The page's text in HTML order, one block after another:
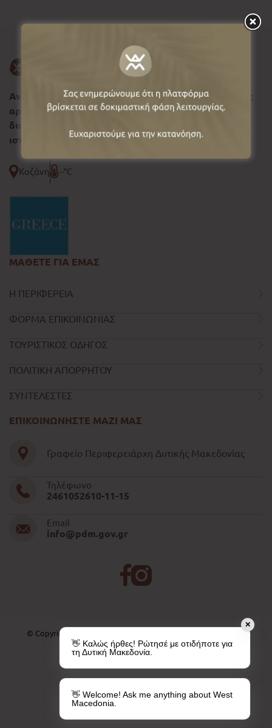
Ανακαλύψτε τη Δυτική Μακεδονία, σύμβολο φυσικής
αρμονίας και ιστορικής συνέχειας, όπου κάθε
διαδρομή αφηγείται μια διαχρονική πολιτιστική
ιστορία.
Κοζάνη --°C
ΜΑΘΕΤΕ ΓΙΑ ΕΜΑΣ
Η ΠΕΡΙΦΕΡΕΙΑ
ΦΟΡΜΑ ΕΠΙΚΟΙΝΩΝΙΑΣ
ΤΟΥΡΙΣΤΙΚΟΣ ΟΔΗΓΟΣ
ΠΟΛΙΤΙΚΗ ΑΠΟΡΡΗΤΟΥ
ΣΥΝΤΕΛΕΣΤΕΣ
ΕΠΙΚΟΙΝΩΝΗΣΤΕ ΜΑΖΙ ΜΑΣ
Γραφείο Περιφερειάρχη Δυτικής Μακεδονίας
Τηλέφωνο
2461052610-11-15
Email
info@pdm.gov.gr
© Copyright 2026 | All Rights Reserved. Created by PAVLA SA
✕
👋 Καλώς ήρθες! Ρώτησέ με οτιδήποτε για
τη Δυτική Μακεδονία.
👋 Welcome! Ask me anything about West
Macedonia.